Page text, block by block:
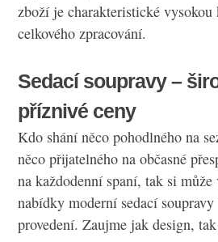
zboží je charakteristické
celkového zpracování.
Sedací soupravy –
příznivé ceny
Kdo shání něco pohodlného na
něco přijatelného na občasné
na každodenní spaní, tak si
nabídky moderní sedací soupravy
provedení. Zaujme jak design,